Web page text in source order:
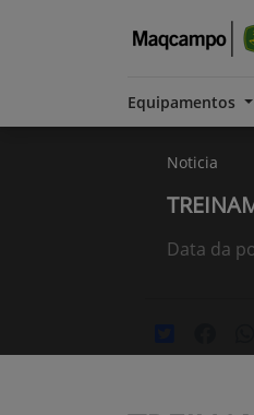
Equipamentos
Noticia
Data da